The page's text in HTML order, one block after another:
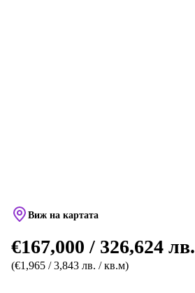
Виж на картата
€167,000 / 326,624 лв.
(€1,965 / 3,843 лв. / кв.м)